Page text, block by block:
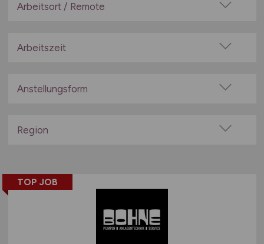
Arbeitsort / Remote
Home-Office möglich / Hybrid
Remote aus dem Ausland möglich
Arbeitszeit
Teilzeit
Anstellungsform
befristete Anstellung
Projektarbeit / Freelancer
geringfügige Beschäftigung / Minijob
Berufseinstieg / Trainee
Region
Berlin
TOP JOB